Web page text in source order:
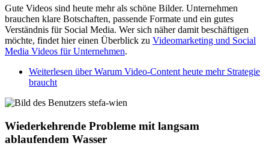
Gute Videos sind heute mehr als schöne Bilder. Unternehmen
brauchen klare Botschaften, passende Formate und ein gutes
Verständnis für Social Media. Wer sich näher damit beschäftigen
möchte, findet hier einen Überblick zu Videomarketing und Social
Media Videos für Unternehmen.
Weiterlesen über Warum Video-Content heute mehr Strategie
braucht
Wiederkehrende Probleme mit langsam
ablaufendem Wasser